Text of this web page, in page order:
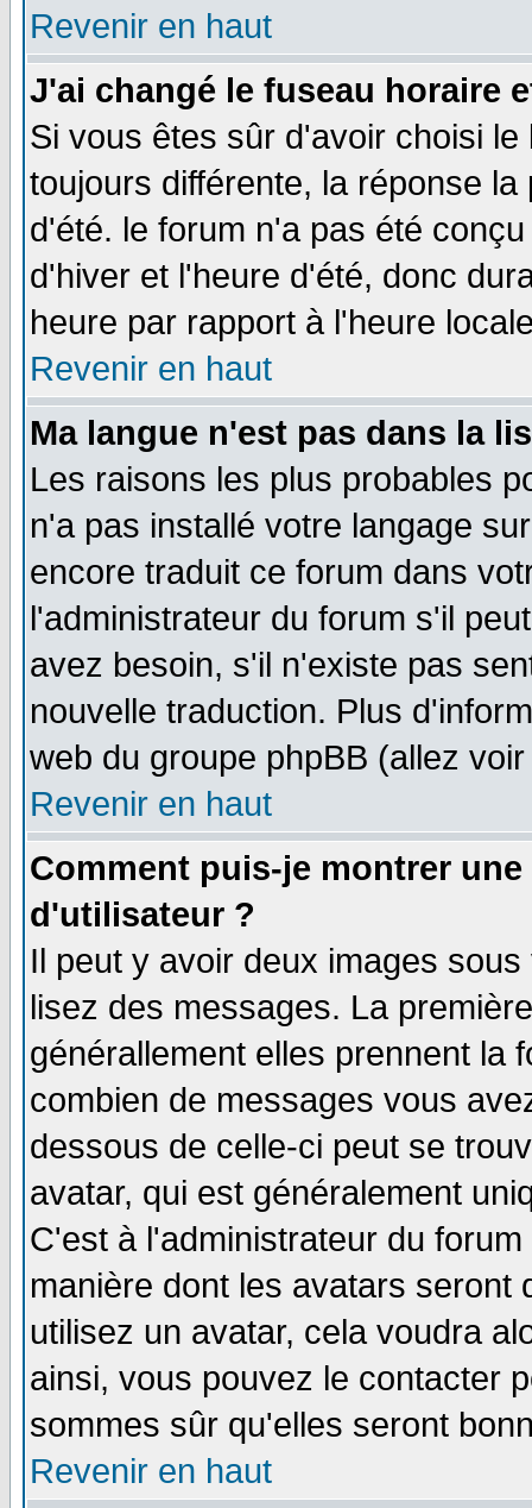
Revenir en haut
J'ai changé le fuseau horaire
Si vous êtes sûr d'avoir choisi
toujours différente, la réponse
d'été. le forum n'a pas été
d'hiver et l'heure d'été, donc
heure par rapport à l'heure
Revenir en haut
Ma langue n'est pas dans la
Les raisons les plus probables
n'a pas installé votre langage
encore traduit ce forum dans
l'administrateur du forum s'il
avez besoin, s'il n'existe pas
nouvelle traduction. Plus
web du groupe phpBB (allez
Revenir en haut
Comment puis-je montrer
d'utilisateur ?
Il peut y avoir deux images
lisez des messages. La
générallement elles prennent la
combien de messages vous
dessous de celle-ci peut se
avatar, qui est généralement
C'est à l'administrateur du
manière dont les avatars seront
utilisez un avatar, cela voudra
ainsi, vous pouvez le contacter
sommes sûr qu'elles seront
Revenir en haut